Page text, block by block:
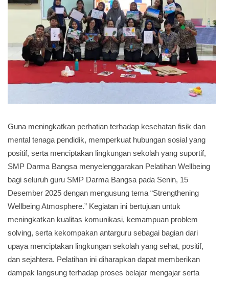
Guna meningkatkan perhatian terhadap kesehatan fisik dan
mental tenaga pendidik, memperkuat hubungan sosial yang
positif, serta menciptakan lingkungan sekolah yang suportif,
SMP Darma Bangsa menyelenggarakan Pelatihan Wellbeing
bagi seluruh guru SMP Darma Bangsa pada Senin, 15
Desember 2025 dengan mengusung tema “Strengthening
Wellbeing Atmosphere.” Kegiatan ini bertujuan untuk
meningkatkan kualitas komunikasi, kemampuan problem
solving, serta kekompakan antarguru sebagai bagian dari
upaya menciptakan lingkungan sekolah yang sehat, positif,
dan sejahtera. Pelatihan ini diharapkan dapat memberikan
dampak langsung terhadap proses belajar mengajar serta